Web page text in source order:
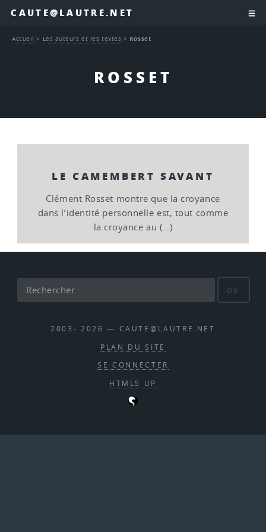
CAUTE@LAUTRE.NET
ROSSET
Accueil > Les auteurs et les textes > Rosset
LE CAMEMBERT SAVANT
Clément Rosset montre que la croyance
dans l’identité personnelle est, tout comme
la croyance au (…)
OK
2003- 2026 — CAUTE@LAUTRE.NET
PLAN DU SITE
SE CONNECTER
HTML5 UP